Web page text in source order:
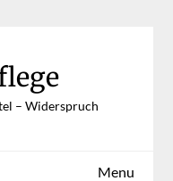
– Widerspruch
Menu